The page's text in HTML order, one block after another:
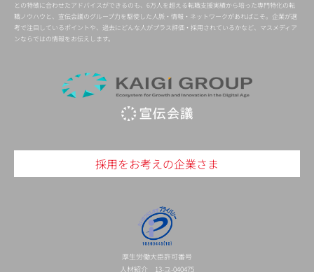
との特徴に合わせたアドバイスができるのも、6万人を超える転職支援実績から培った専門特化の転
職ノウハウと、宣伝会議のグループ力を駆使した人脈・情報・ネットワークがあればこそ。企業が選
考で注目しているポイントや、過去にどんな人がプラス評価・採用されているかなど、マスメディア
ンならではの情報をお伝えします。
採用をお考えの企業さま
厚生労働大臣許可番号
人材紹介 13-ユ-040475